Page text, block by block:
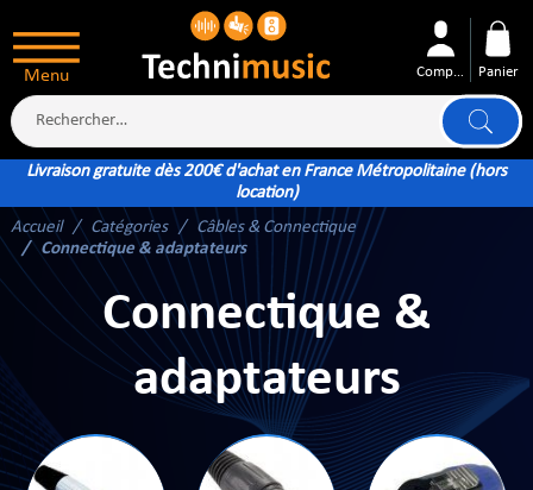
Menu Compte Panier
Livraison gratuite dès 200€ d'achat en France Métropolitaine (hors
location)
Accueil
Catégories
Câbles & Connectique
Connectique & adaptateurs
Connectique &
adaptateurs